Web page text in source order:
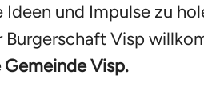
und Impulse zu
Visp
Visp.